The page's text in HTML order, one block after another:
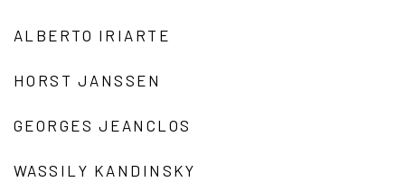
ALBERTO IRIARTE
HORST JANSSEN
GEORGES JEANCLOS
WASSILY KANDINSKY